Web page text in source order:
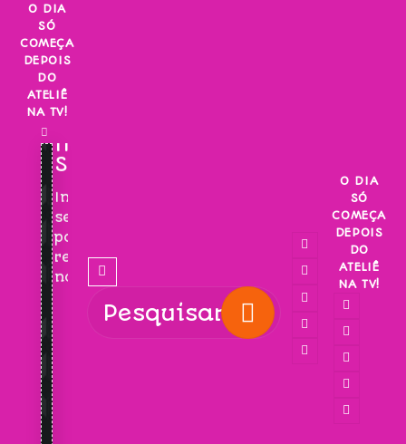
Skip
content
O DIA
SÓ
COMEÇA
DEPOIS
DO
ATELIÊ
NA TV!
INSCREVA-
SE!
Inscreva-
se
para
receber
novidades!
O DIA
SÓ
COMEÇA
DEPOIS
DO
ATELIÊ
NA TV!